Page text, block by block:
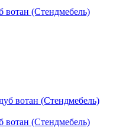
(Стендмебель)
(Стендмебель)